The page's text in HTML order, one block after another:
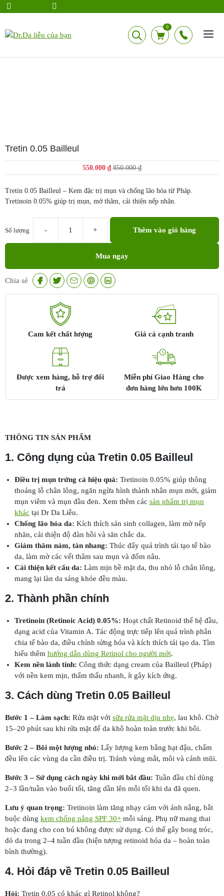
Chuyển
dung
0
Tretin 0.05 Bailleul
850.000₫
Giá
gốc
850.000 ₫.
550.000₫ Giá
hiện
là:
550.000 ₫.
Tretin 0.05 Bailleul – Kem đặc trị mụn và chống lão hóa từ Pháp.
Tretinoin 0.05% giúp trị mụn, mờ thâm, cải thiện nếp nhăn.
Số lượng
Bailleul
số
lượng
Thêm vào giỏ hàng
Mua ngay
Chia sẻ
Cam kết chất lượng Giá cả cạnh tranh
Được xem hàng, hỗ trợ đổi
trả
Miễn phí Giao Hàng cho
đơn hàng lớn hơn 100K
THÔNG TIN SẢN PHẨM
1. Công dụng của Tretin 0.05 Bailleul
Điều trị mụn trứng cá hiệu quả: Tretinoin 0.05% giúp thông
thoáng lỗ chân lông, ngăn ngừa hình thành nhân mụn mới, giảm
mụn viêm và mụn đầu đen. Xem thêm các sản phẩm trị mụn
khác tại Dr Da Liễu.
Chống lão hóa da: Kích thích sản sinh collagen, làm mờ nếp
nhăn, cải thiện độ đàn hồi và săn chắc da.
Giảm thâm nám, tàn nhang: Thúc đẩy quá trình tái tạo tế bào
da, làm mờ các vết thâm sau mụn và đốm nâu.
Cải thiện kết cấu da: Làm mịn bề mặt da, thu nhỏ lỗ chân lông,
mang lại làn da sáng khỏe đều màu.
2. Thành phần chính
Tretinoin (Retinoic Acid) 0.05%: Hoạt chất Retinoid thế hệ đầu,
dạng acid của Vitamin A. Tác động trực tiếp lên quá trình phân
chia tế bào da, điều chỉnh sừng hóa và kích thích tái tạo da. Tìm
hiểu thêm hướng dẫn dùng Retinol cho người mới.
Kem nền lành tính: Công thức dạng cream của Bailleul (Pháp)
với nền kem mịn, thẩm thấu nhanh, ít gây kích ứng.
3. Cách dùng Tretin 0.05 Bailleul
Bước 1 – Làm sạch: Rửa mặt với sữa rửa mặt dịu nhẹ, lau khô. Chờ
15–20 phút sau khi rửa mặt để da khô hoàn toàn trước khi bôi.
Bước 2 – Bôi một lượng nhỏ: Lấy lượng kem bằng hạt đậu, chấm
đều lên các vùng da cần điều trị. Tránh vùng mắt, môi và cánh mũi.
Bước 3 – Sử dụng cách ngày khi mới bắt đầu: Tuần đầu chỉ dùng
2–3 lần/tuần vào buổi tối, tăng dần lên mỗi tối khi da đã quen.
Lưu ý quan trọng: Tretinoin làm tăng nhạy cảm với ánh nắng, bắt
buộc dùng kem chống nắng SPF 30+ mỗi sáng. Phụ nữ mang thai
hoặc đang cho con bú không được sử dụng. Có thể gây bong tróc,
đỏ da trong 2–4 tuần đầu (hiện tượng retinoid hóa da – hoàn toàn
bình thường).
4. Hỏi đáp về Tretin 0.05 Bailleul
Hỏi: Tretin 0.05 có khác gì Retinol không?